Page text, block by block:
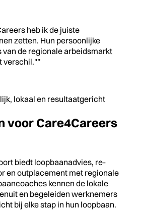
heb ik de juiste
zetten. Hun persoonlijke
van de regionale arbeidsmarkt
verschil."”
lokaal en resultaatgericht
voor Care4Careers
biedt loopbaanadvies, re-
en outplacement met regionale
kennen de lokale
en begeleiden werknemers
bij elke stap in hun loopbaan.